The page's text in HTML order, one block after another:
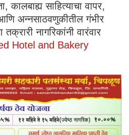
कालबाह्य साहित्याचा वापर,
अन्नसाठवणुकीतील गंभीर
नागरिकांनी वारंवार
Hotel and Bakery